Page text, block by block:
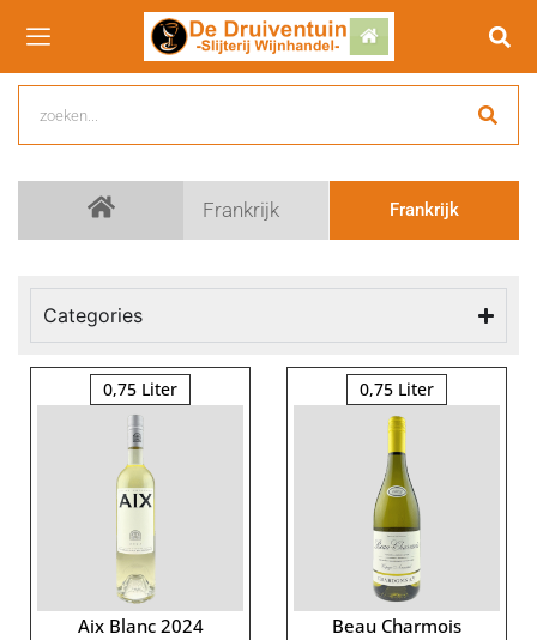
Frankrijk Frankrijk
Categories
0,75 Liter
Aix Blanc 2024
0,75 Liter
Beau Charmois